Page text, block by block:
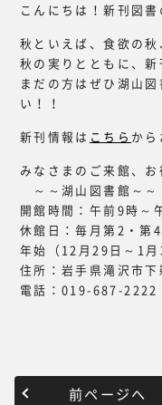
こんにちは！新刊図書
秋といえば、食欲の
秋の実りとともに、新
まだの方はぜひ湖山
い！！
新刊情報は こちら から
みなさまのご来館、
～～湖山図書館～～
開館時間：午前9時～
休館日：毎月第2・第
年始（12月29日～1月
住所：岩手県滝沢市
電話：019-687-2222
前ページへ